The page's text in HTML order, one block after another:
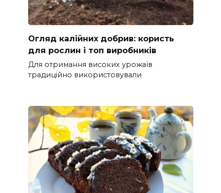
Огляд калійних добрив: користь
для рослин і топ виробників
Для отримання високих урожаїв
традиційно використовували